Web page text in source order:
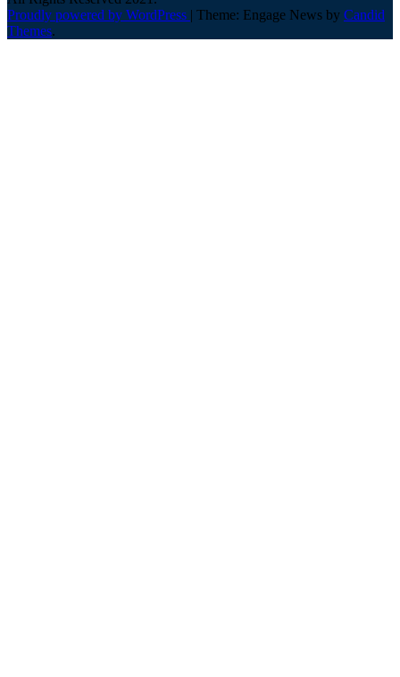
Proudly powered by WordPress | Theme: Engage News by Candid
Themes.